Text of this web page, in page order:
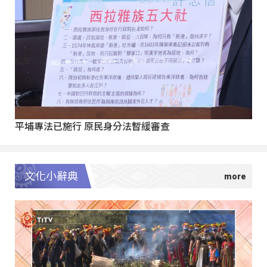
平埔專法已施行 原民身分法暫緩審查
文化小辭典